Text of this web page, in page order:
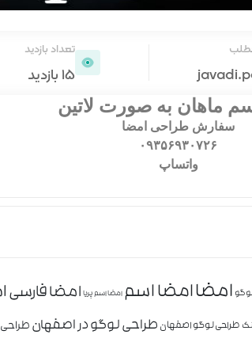
تعداد بازدید
15 بازدید
ماهان به صورت لاتین
سفارش طراحی امضا
۰۹۳۵۶۹۳۰۷۲۶
واتساپ
امضاامضا اسم امضا اسم پریا امضا فارسی
طراحی لوگو اصفهان طراحی لوگو در اصفهان